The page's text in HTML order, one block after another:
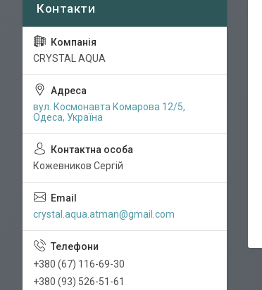
CRYSTAL AQUA
вул. Космонавта Комарова 12/5,
Одеса, Україна
Кожевников Сергій
crystal.aqua.atman@gmail.com
+380 (67) 116-69-30
+380 (93) 526-51-61